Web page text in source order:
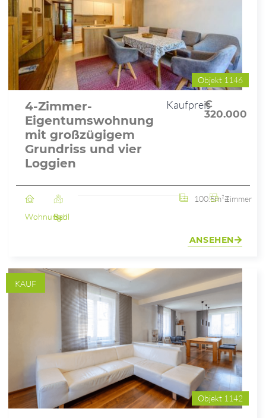
Objekt 1146
4-Zimmer-
Eigentumswohnung
mit großzügigem
Grundriss und vier
Loggien
Kaufpreis
€
320.000
WohnungBad Ischl
100.5m²4 Zimmer
ANSEHEN
KAUF
Objekt 1142